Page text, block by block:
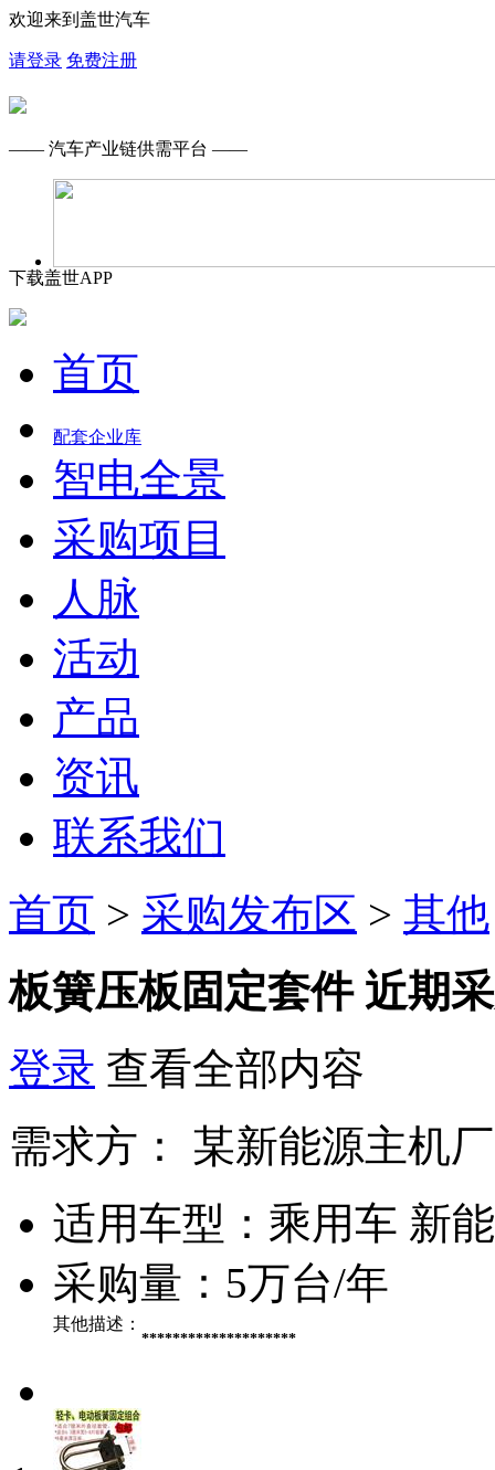
欢迎来到盖世汽车
请登录 免费注册
—— 汽车产业链供需平台 ——
下载盖世APP
首页
配套企业库
智电全景
采购项目
人脉
活动
产品
资讯
联系我们
首页 > 采购发布区 > 其他
板簧压板固定套件 近期
登录 查看全部内容
需求方：
某新能源主机厂
适用车型： 乘用车 新
采购量： 5万台/年
其他描述：
********************